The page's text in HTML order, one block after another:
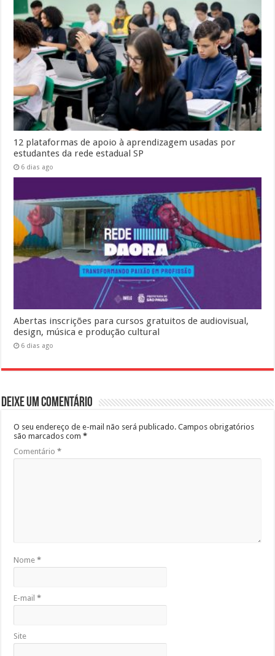
12 plataformas de apoio à aprendizagem usadas por
estudantes da rede estadual SP
6 dias ago
Abertas inscrições para cursos gratuitos de audiovisual,
design, música e produção cultural
6 dias ago
Deixe um comentário
O seu endereço de e-mail não será publicado. Campos obrigatórios
são marcados com*
Comentário*
Nome*
E-mail*
Site